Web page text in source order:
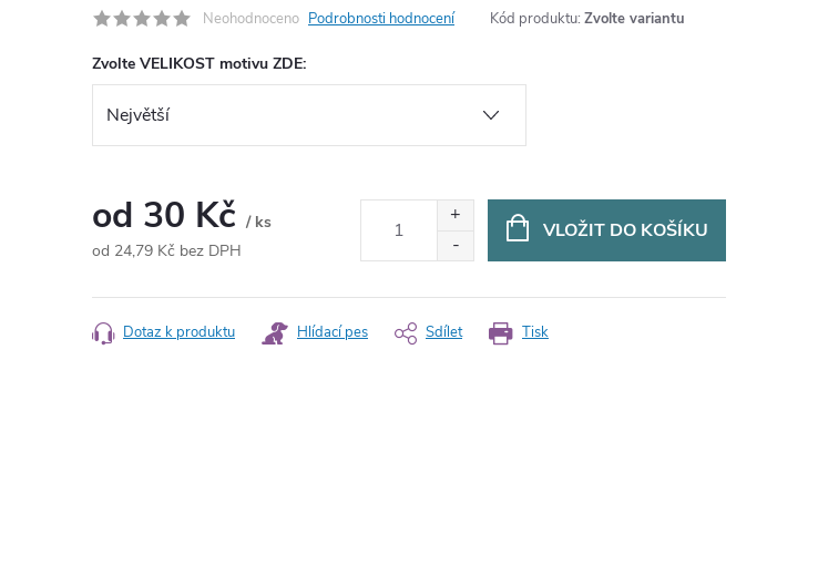
Neohodnoceno Podrobnosti hodnocení Kód produktu: Zvolte variantu
Zvolte VELIKOST motivu ZDE:
od 30 Kč / ks
od 24,79 Kč bez DPH
cena:
VLOŽIT DO KOŠÍKU
Tisk
Dotaz k produktu Hlídací pes Sdílet